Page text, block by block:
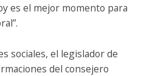
es el mejor momento para
sociales, el legislador de
del consejero